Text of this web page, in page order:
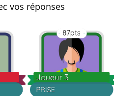
vos réponses